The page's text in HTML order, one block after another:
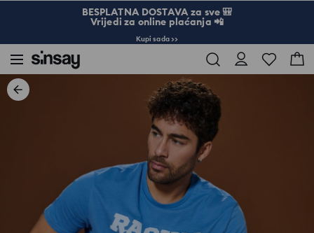
BESPLATNA DOSTAVA za sve 🎒
Vrijedi za online plaćanja 📲
Kupi sada >>